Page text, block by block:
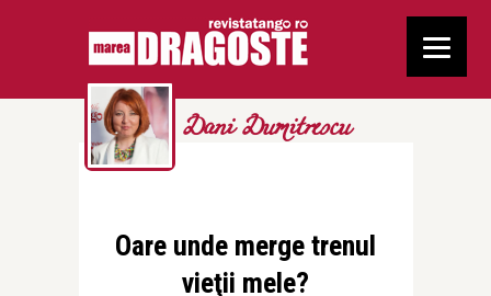
Dani Dumitrescu
Oare unde merge trenul
vieţii mele?